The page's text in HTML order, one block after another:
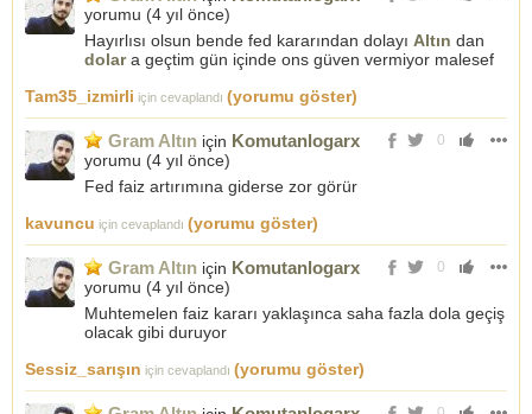
yorumu (4 yıl önce)
Hayırlısı olsun bende fed kararından dolayı Altın dan
dolara geçtim gün içinde ons güven vermiyor malesef
Tam35_izmirli için cevaplandı (yorumu göster)
0
Gram Altın için Komutanlogarx
yorumu (4 yıl önce)
Fed faiz artırımına giderse zor görür
kavuncu için cevaplandı (yorumu göster)
0
Gram Altın için Komutanlogarx
yorumu (4 yıl önce)
Muhtemelen faiz kararı yaklaşınca saha fazla dola geçiş
olacak gibi duruyor
Sessiz_sarışın için cevaplandı (yorumu göster)